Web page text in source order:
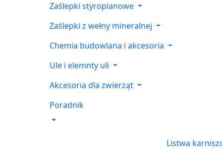
Zaślepki styropianowe
Zaślepki z wełny mineralnej
Chemia budowlana i akcesoria
Ule i elemnty uli
Akcesoria dla zwierząt
Poradnik
Listwa